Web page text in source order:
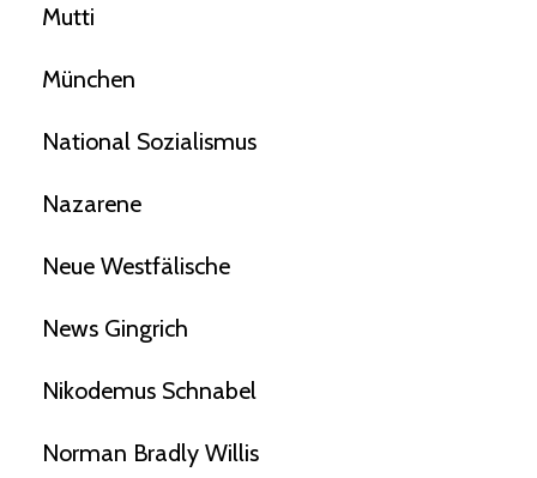
Mutti
München
National Sozialismus
Nazarene
Neue Westfälische
News Gingrich
Nikodemus Schnabel
Norman Bradly Willis